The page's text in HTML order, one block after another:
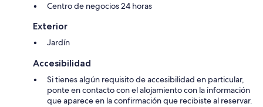
Centro de negocios 24 horas
Exterior
Jardín
Accesibilidad
Si tienes algún requisito de accesibilidad en particular,
ponte en contacto con el alojamiento con la información
que aparece en la confirmación que recibiste al reservar.